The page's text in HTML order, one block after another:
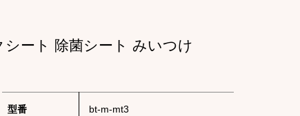
ート 除菌シート みいつけ
型番 bt-m-mt3